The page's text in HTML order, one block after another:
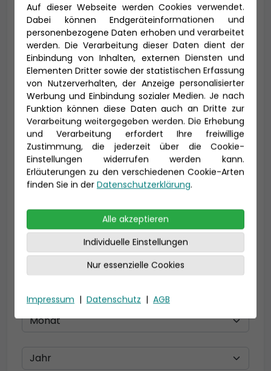
Titel
Vorname * Nachname *
E-Mail *
Geburtsdatum
Auf dieser Webseite werden Cookies verwendet.
Dabei können Endgeräteinformationen und
personenbezogene Daten erhoben und verarbeitet
werden. Die Verarbeitung dieser Daten dient der
Einbindung von Inhalten, externen Diensten und
Elementen Dritter sowie der statistischen Erfassung
von Nutzerverhalten, der Anzeige personalisierter
Werbung und Einbindung sozialer Medien. Je nach
Funktion können diese Daten auch an Dritte zur
Verarbeitung weitergegeben werden. Die Erhebung
und Verarbeitung erfordert Ihre freiwillige
Zustimmung, die jederzeit über die Cookie-
Einstellungen widerrufen werden kann.
Erläuterungen zu den verschiedenen Cookie-Arten
finden Sie in der Datenschutzerklärung.
Alle akzeptieren
Individuelle Einstellungen
Nur essenzielle Cookies
Impressum | Datenschutz | AGB